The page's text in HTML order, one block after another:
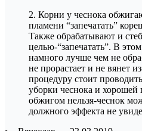
2. Корни у чеснока
пламени “запечатать”
Также обрабатывают и
целью-“запечатать”. В
намного лучше чем не
не прорастает и не вянет
процедуру стоит
уборки чеснока и хорошей
обжигом нельзя-чеснок
должного эффекта не